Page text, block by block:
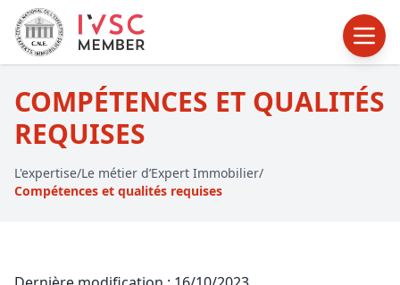
COMPÉTENCES ET QUALITÉS
REQUISES
L'expertise/Le métier d’Expert Immobilier/
Compétences et qualités requises